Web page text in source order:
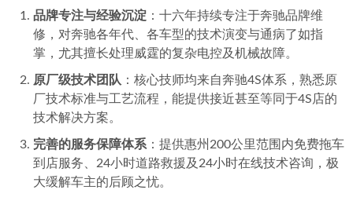
品牌专注与经验沉淀 ：十六年持续专注于奔驰品牌维
修，对奔驰各年代、各车型的技术演变与通病了如指
掌，尤其擅长处理威霆的复杂电控及机械故障。
原厂级技术团队 ：核心技师均来自奔驰4S体系，熟悉原
厂技术标准与工艺流程，能提供接近甚至等同于4S店的
技术解决方案。
完善的服务保障体系 ：提供惠州200公里范围内免费拖车
到店服务、24小时道路救援及24小时在线技术咨询，极
大缓解车主的后顾之忧。